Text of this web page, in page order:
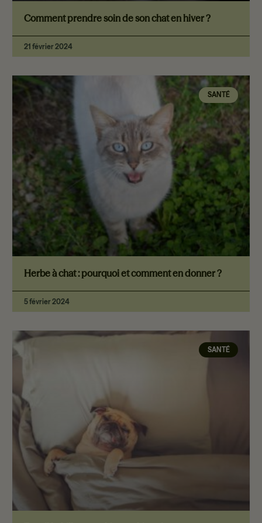
Comment prendre soin de son chat en hiver ?
21 février 2024
SANTÉ
Herbe à chat : pourquoi et comment en donner ?
5 février 2024
SANTÉ